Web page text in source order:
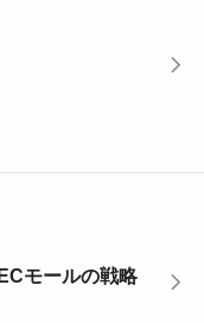
モールの戦略